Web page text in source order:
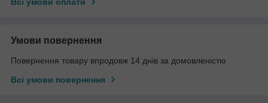
Всі умови оплати
Умови повернення
Повернення товару впродовж 14 днів за домовленістю
Всі умови повернення